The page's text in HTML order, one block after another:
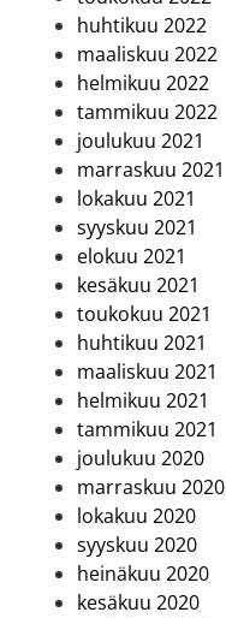
huhtikuu 2022
maaliskuu 2022
helmikuu 2022
tammikuu 2022
joulukuu 2021
marraskuu 2021
lokakuu 2021
syyskuu 2021
elokuu 2021
kesäkuu 2021
toukokuu 2021
huhtikuu 2021
maaliskuu 2021
helmikuu 2021
tammikuu 2021
joulukuu 2020
marraskuu 2020
lokakuu 2020
syyskuu 2020
heinäkuu 2020
kesäkuu 2020